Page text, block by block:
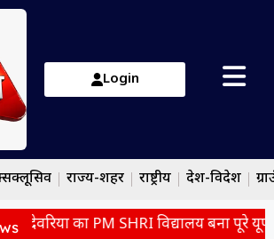
Login
राज्य-शहर राष्ट्रीय देश-विदेश
का PM SHRI विद्यालय बना पूरे यूपी